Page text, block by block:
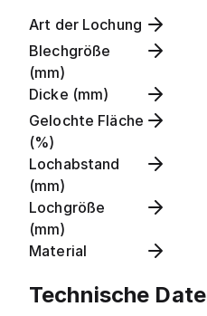
Art der Lochung
Blechgröße
(mm)
Dicke (mm)
Gelochte Fläche
(%)
Lochabstand
(mm)
Lochgröße
(mm)
Material
Technische